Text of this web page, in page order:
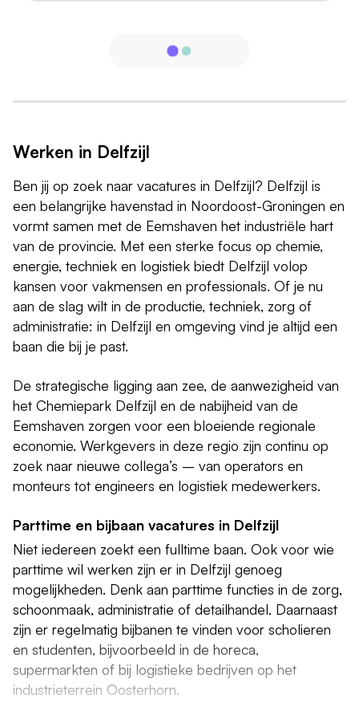
Werken in Delfzijl
Ben jij op zoek naar vacatures in Delfzijl? Delfzijl is
een belangrijke havenstad in Noordoost-Groningen en
vormt samen met de Eemshaven het industriële hart
van de provincie. Met een sterke focus op chemie,
energie, techniek en logistiek biedt Delfzijl volop
kansen voor vakmensen en professionals. Of je nu
aan de slag wilt in de productie, techniek, zorg of
administratie: in Delfzijl en omgeving vind je altijd een
baan die bij je past.
De strategische ligging aan zee, de aanwezigheid van
het Chemiepark Delfzijl en de nabijheid van de
Eemshaven zorgen voor een bloeiende regionale
economie. Werkgevers in deze regio zijn continu op
zoek naar nieuwe collega’s – van operators en
monteurs tot engineers en logistiek medewerkers.
Parttime en bijbaan vacatures in Delfzijl
Niet iedereen zoekt een fulltime baan. Ook voor wie
parttime wil werken zijn er in Delfzijl genoeg
mogelijkheden. Denk aan parttime functies in de zorg,
schoonmaak, administratie of detailhandel. Daarnaast
zijn er regelmatig bijbanen te vinden voor scholieren
en studenten, bijvoorbeeld in de horeca,
supermarkten of bij logistieke bedrijven op het
industrieterrein Oosterhorn.